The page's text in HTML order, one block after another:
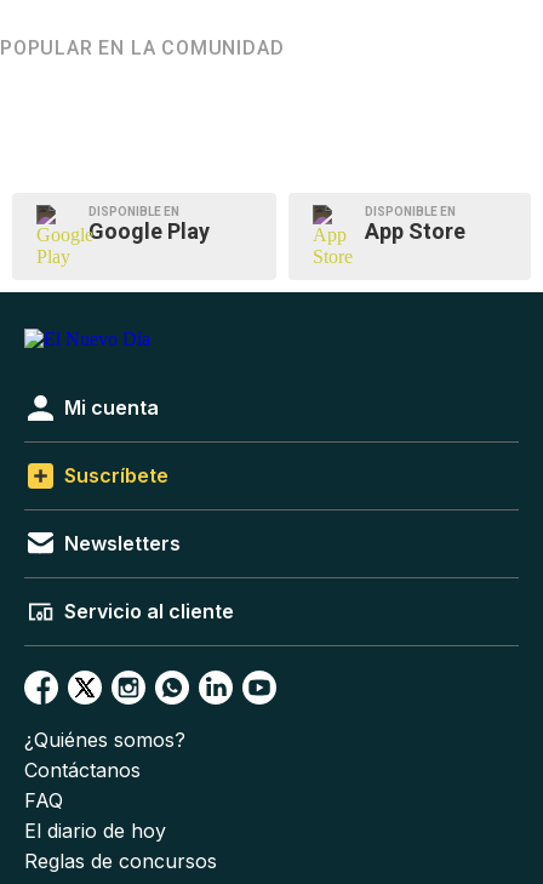
POPULAR EN LA COMUNIDAD
DISPONIBLE EN
Google Play
DISPONIBLE EN
App Store
Mi cuenta
Suscríbete
Newsletters
Servicio al cliente
¿Quiénes somos?
Contáctanos
FAQ
El diario de hoy
Reglas de concursos